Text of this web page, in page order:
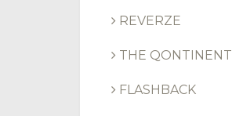
REVERZE
THE QONTINENT
FLASHBACK